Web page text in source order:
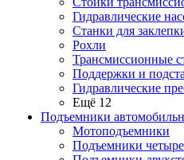
Гидравлические
Cтанки для
Рохли
Трансмиссионные
Поддержки и
Гидравлические
Ещё 12
Подъемники
Мотоподъемники
Подъемники